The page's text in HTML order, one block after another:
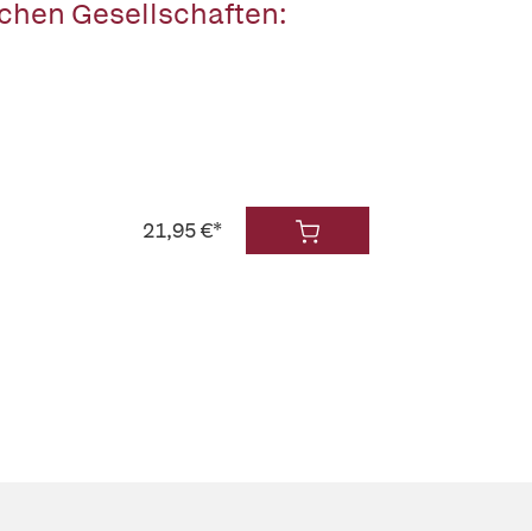
Gesellschaften:
21,95 €*